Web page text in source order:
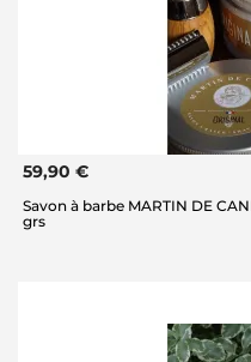
59,90 €
Savon à barbe MARTIN DE
grs